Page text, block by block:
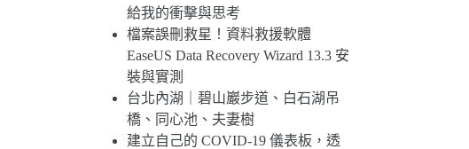
給我的衝擊與思考
檔案誤刪救星！資料救援軟體
EaseUS Data Recovery Wizard 13.3 安
裝與實測
台北內湖｜碧山巖步道、白石湖吊
橋、同心池、夫妻樹
建立自己的 COVID-19 儀表板，透